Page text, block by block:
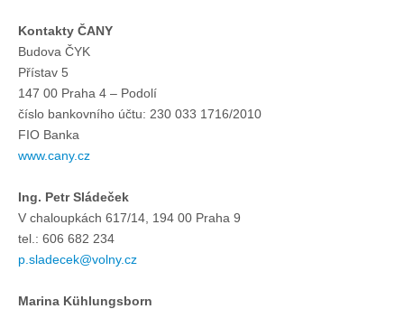
Kontakty ČANY
Budova ČYK
Přístav 5
147 00 Praha 4 – Podolí
číslo bankovního účtu: 230 033 1716/2010
FIO Banka
www.cany.cz
Ing. Petr Sládeček
V chaloupkách 617/14, 194 00 Praha 9
tel.: 606 682 234
p.sladecek@volny.cz
Marina Kühlungsborn